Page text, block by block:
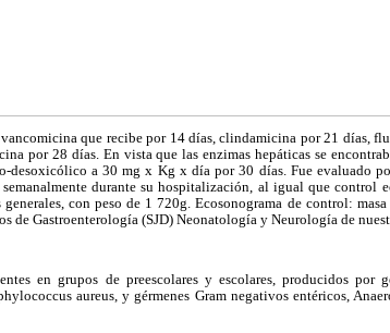
que recibe por 14 días, clindamicina por 21 días,
por 28 días. En vista que las enzimas hepáticas se
desoxicólico a 30 mg x Kg x día por 30 días. Fue evaluado
durante su hospitalización, al igual que control
con peso de 1 720g. Ecosonograma de control:
de Gastroenterología (SJD) Neonatología y Neurología de
en grupos de preescolares y escolares, producidos por
aureus, y gérmenes Gram negativos entéricos,